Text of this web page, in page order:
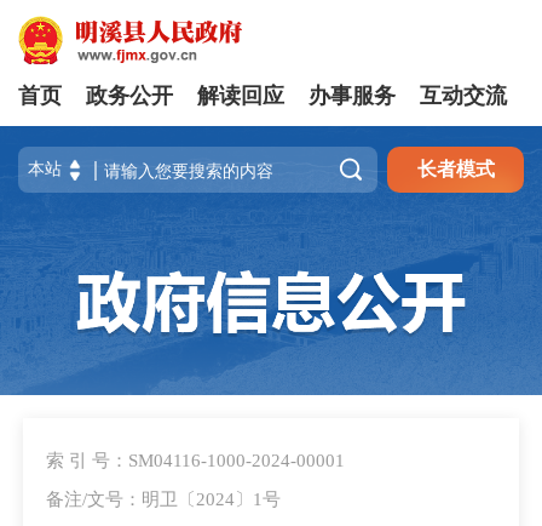
首页 政务公开 解读回应 办事服务 互动交流
 长者模式
索 引 号：SM04116-1000-2024-00001
备注/文号：明卫〔2024〕1号